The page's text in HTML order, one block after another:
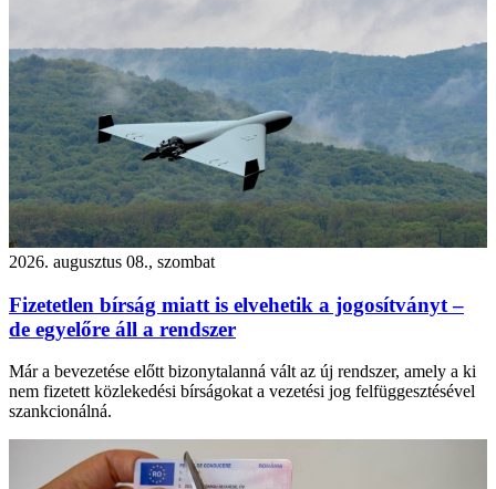
2026. augusztus 08., szombat
Fizetetlen bírság miatt is elvehetik a jogosítványt –
de egyelőre áll a rendszer
Már a bevezetése előtt bizonytalanná vált az új rendszer, amely a ki
nem fizetett közlekedési bírságokat a vezetési jog felfüggesztésével
szankcionálná.